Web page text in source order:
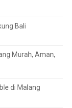
Bali
Murah, Aman,
di Malang